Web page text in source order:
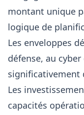
montant unique
logique de
Les enveloppes
défense, au
significativement
Les
capacités